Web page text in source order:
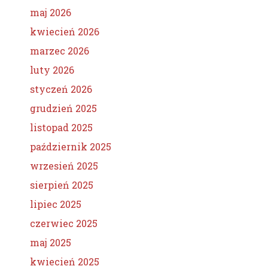
maj 2026
kwiecień 2026
marzec 2026
luty 2026
styczeń 2026
grudzień 2025
listopad 2025
październik 2025
wrzesień 2025
sierpień 2025
lipiec 2025
czerwiec 2025
maj 2025
kwiecień 2025